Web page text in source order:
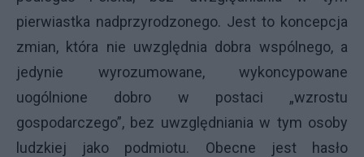
pierwiastka nadprzyrodzonego. Jest to koncepcja
zmian, która nie uwzględnia dobra wspólnego, a
jedynie wyrozumowane, wykoncypowane
uogólnione dobro w postaci „wzrostu
gospodarczego”, bez uwzględniania w tym osoby
ludzkiej jako podmiotu. Obecne jest hasło